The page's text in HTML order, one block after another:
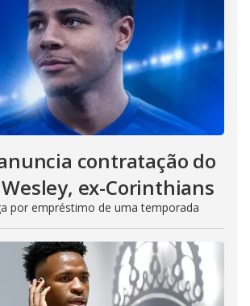
contratação do
ex-Corinthians
por empréstimo de uma temporada